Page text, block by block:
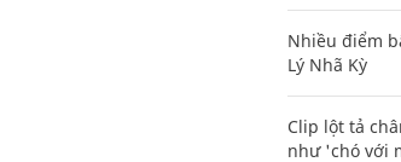
Nhiều điểm
Lý Nhã Kỳ
Clip lột tả
như 'chó với